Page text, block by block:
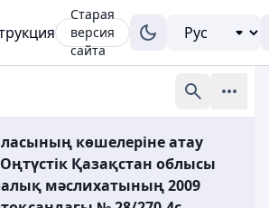
Старая
версия
сайта
көшелеріне атау
Қазақстан облысы
мәслихатының 2009